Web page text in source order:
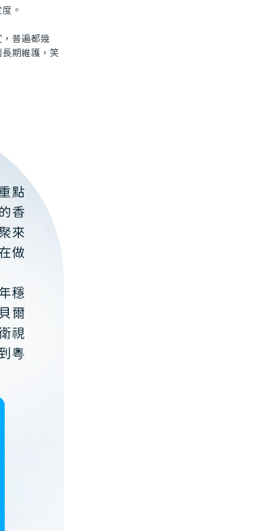
。
普遍都幾
期維護，笑
點
香
來
做
穩
爾
視
粵